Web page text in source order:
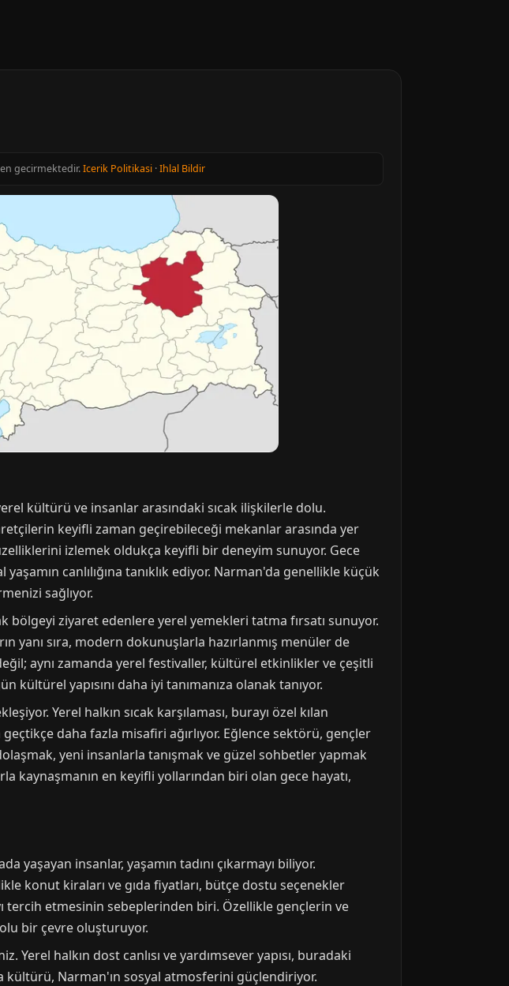
gecirmektedir.Icerik Politikasi ·Ihlal Bildir
kültürü ve insanlar arasındaki sıcak ilişkilerle dolu.
keyifli zaman geçirebileceği mekanlar arasında yer
izlemek oldukça keyifli bir deneyim sunuyor. Gece
canlılığına tanıklık ediyor. Narman'da genellikle küçük
sağlıyor.
ziyaret edenlere yerel yemekleri tatma fırsatı sunuyor.
yanı sıra, modern dokunuşlarla hazırlanmış menüler de
aynı zamanda yerel festivaller, kültürel etkinlikler ve çeşitli
yapısını daha iyi tanımanıza olanak tanıyor.
Yerel halkın sıcak karşılaması, burayı özel kılan
daha fazla misafiri ağırlıyor. Eğlence sektörü, gençler
yeni insanlarla tanışmak ve güzel sohbetler yapmak
kaynaşmanın en keyifli yollarından biri olan gece hayatı,
insanlar, yaşamın tadını çıkarmayı biliyor.
konut kiraları ve gıda fiyatları, bütçe dostu seçenekler
tercih etmesinin sebeplerinden biri. Özellikle gençlerin ve
bir çevre oluşturuyor.
halkın dost canlısı ve yardımsever yapısı, buradaki
kültürü, Narman'ın sosyal atmosferini güçlendiriyor.